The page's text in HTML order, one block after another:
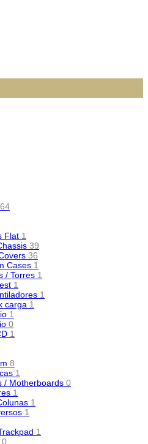
64
Flat 1
39
36
Cases 1
/ Torres 1
1
1
carga 1
1
0
1
8
1
/ Motherboards 0
1
1
1
1
0